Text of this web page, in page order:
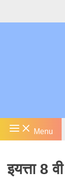
Menu
इयत्ता 8